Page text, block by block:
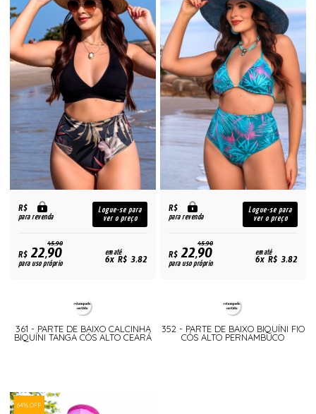
R$
para revenda
Logue-se para
ver o preço
45,90
R$22,90
para uso próprio
em até
6x R$ 3,82
361 - PARTE DE BAIXO CALCINHA
BIQUÍNI TANGA CÓS ALTO CEARÁ
R$
para revenda
Logue-se para
ver o preço
45,90
R$22,90
para uso próprio
em até
6x R$ 3,82
352 - PARTE DE BAIXO BIQUÍNI FIO
CÓS ALTO PERNAMBUCO
64% OFF